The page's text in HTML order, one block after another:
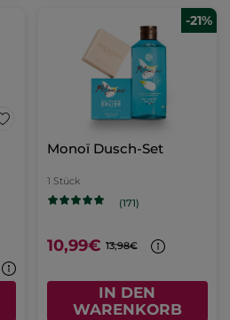
-21%
Monoï Dusch-Set
1 Stück
(171)
10,99€ 13,98€
IN DEN
WARENKORB